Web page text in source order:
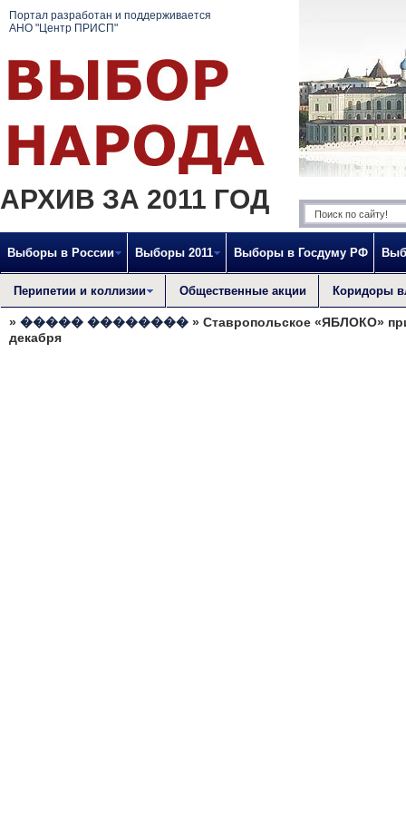
Портал разработан и поддерживается
АНО "Центр ПРИСП"
АРХИВ ЗА 2011 ГОД
Выборы в России Выборы 2011 Выборы в Госдуму РФ
Перипетии и коллизии Общественные акции Коридоры
» ����� �������� » Ставропольское «ЯБЛОКО»
декабря